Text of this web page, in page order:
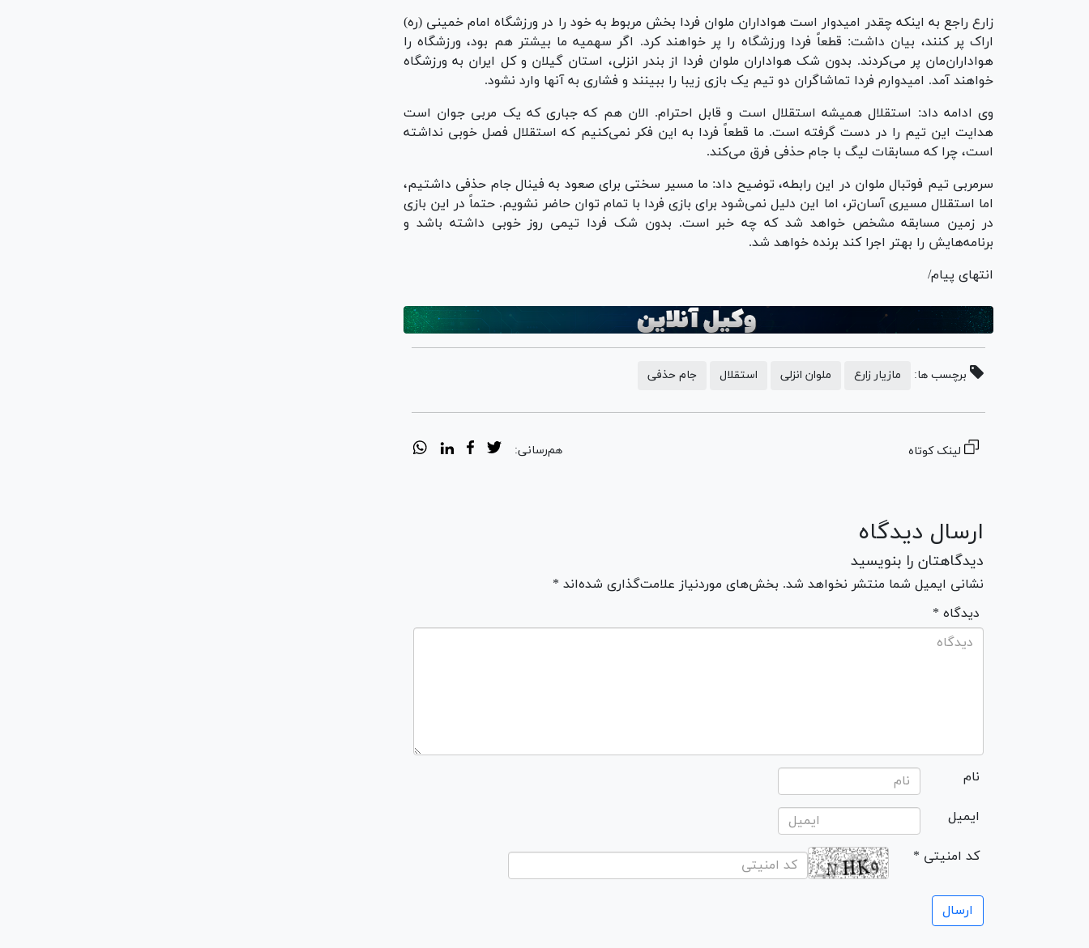
زارع راجع به اینکه چقدر امیدوار است هواداران ملوان فردا بخش مربوط به خود را در ورزشگاه امام خمینی (ره)
اراک پر کنند، بیان داشت: قطعاً فردا ورزشگاه را پر خواهند کرد. اگر سهمیه ما بیشتر هم بود، ورزشگاه را
هواداران‌مان پر می‌کردند. بدون شک هواداران ملوان فردا از بندر انزلی، استان گیلان و کل ایران به ورزشگاه
خواهند آمد. امیدوارم فردا تماشاگران دو تیم یک بازی زیبا را ببینند و فشاری به آنها وارد نشود.
وی ادامه داد: استقلال همیشه استقلال است و قابل احترام. الان هم که جباری که یک مربی جوان است
هدایت این تیم را در دست گرفته است. ما قطعاً فردا به این فکر نمی‌کنیم که استقلال فصل خوبی نداشته
است، چرا که مسابقات لیگ با جام حذفی فرق می‌کند.
سرمربی تیم فوتبال ملوان در این رابطه، توضیح داد: ما مسیر سختی برای صعود به فینال جام حذفی داشتیم،
اما استقلال مسیری آسان‌تر، اما این دلیل نمی‌شود برای بازی فردا با تمام توان حاضر نشویم. حتماً در این بازی
در زمین مسابقه مشخص خواهد شد که چه خبر است. بدون شک فردا تیمی روز خوبی داشته باشد و
برنامه‌هایش را بهتر اجرا کند برنده خواهد شد.
انتهای پیام/
برچسب ها: مازیار زارع ملوان انزلی استقلال جام حذفی
لینک کوتاه هم‌رسانی:
ارسال دیدگاه
دیدگاهتان را بنویسید
نشانی ایمیل شما منتشر نخواهد شد. بخش‌های موردنیاز علامت‌گذاری شده‌اند *
* دیدگاه
نام
ایمیل
* کد امنیتی